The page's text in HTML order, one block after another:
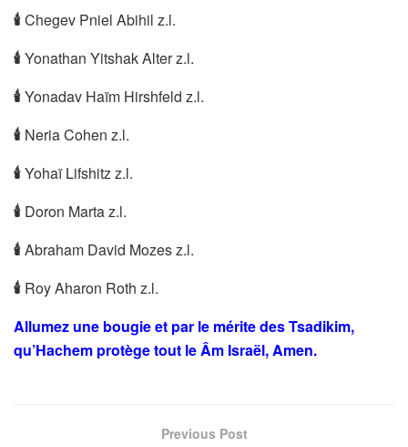
🕯Chegev Pniel Abihil z.l.
🕯Yonathan Yitshak Alter z.l.
🕯Yonadav Haïm Hirshfeld z.l.
🕯 Neria Cohen z.l.
🕯Yohaï Lifshitz z.l.
🕯 Doron Marta z.l.
🕯Abraham David Mozes z.l.
🕯 Roy Aharon Roth z.l.
Allumez une bougie et par le mérite des Tsadikim,
qu’Hachem protège tout le Âm Israël, Amen.
Previous Post